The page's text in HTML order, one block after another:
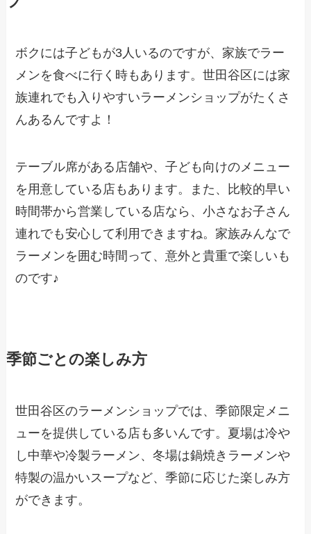
ボクには子どもが3人いるのですが、家族でラー
メンを食べに行く時もあります。世田谷区には家
族連れでも入りやすいラーメンショップがたくさ
んあるんですよ！
テーブル席がある店舗や、子ども向けのメニュー
を用意している店もあります。また、比較的早い
時間帯から営業している店なら、小さなお子さん
連れでも安心して利用できますね。家族みんなで
ラーメンを囲む時間って、意外と貴重で楽しいも
のです♪
季節ごとの楽しみ方
世田谷区のラーメンショップでは、季節限定メニ
ューを提供している店も多いんです。夏場は冷や
し中華や冷製ラーメン、冬場は鍋焼きラーメンや
特製の温かいスープなど、季節に応じた楽しみ方
ができます。